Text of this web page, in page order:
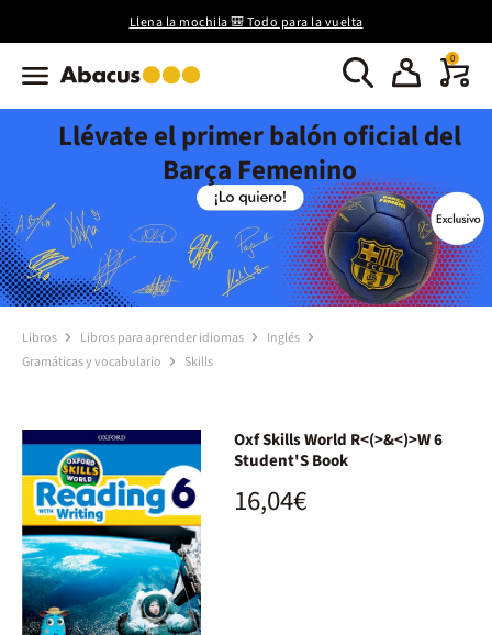
Llena la mochila 🎒 Todo para la vuelta
0
Llévate el primer balón oficial del
Barça Femenino
Libros Libros para aprender idiomas
Inglés
Gramáticas y vocabulario
Skills
Oxf Skills World R<(>&<)>W 6
Student'S Book
16,04€